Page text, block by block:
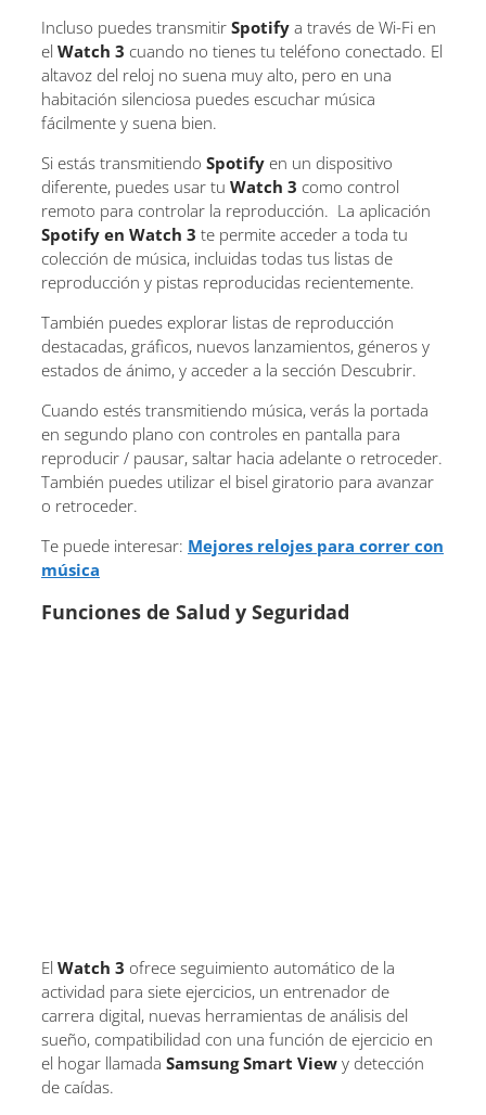
Incluso puedes transmitir Spotify a través de Wi-Fi en
el Watch 3 cuando no tienes tu teléfono conectado. El
altavoz del reloj no suena muy alto, pero en una
habitación silenciosa puedes escuchar música
fácilmente y suena bien.
Si estás transmitiendo Spotify en un dispositivo
diferente, puedes usar tu Watch 3 como control
remoto para controlar la reproducción. La aplicación
Spotify en Watch 3 te permite acceder a toda tu
colección de música, incluidas todas tus listas de
reproducción y pistas reproducidas recientemente.
También puedes explorar listas de reproducción
destacadas, gráficos, nuevos lanzamientos, géneros y
estados de ánimo, y acceder a la sección Descubrir.
Cuando estés transmitiendo música, verás la portada
en segundo plano con controles en pantalla para
reproducir / pausar, saltar hacia adelante o retroceder.
También puedes utilizar el bisel giratorio para avanzar
o retroceder.
Te puede interesar: Mejores relojes para correr con
música
Funciones de Salud y Seguridad
El Watch 3 ofrece seguimiento automático de la
actividad para siete ejercicios, un entrenador de
carrera digital, nuevas herramientas de análisis del
sueño, compatibilidad con una función de ejercicio en
el hogar llamada Samsung Smart View y detección
de caídas.